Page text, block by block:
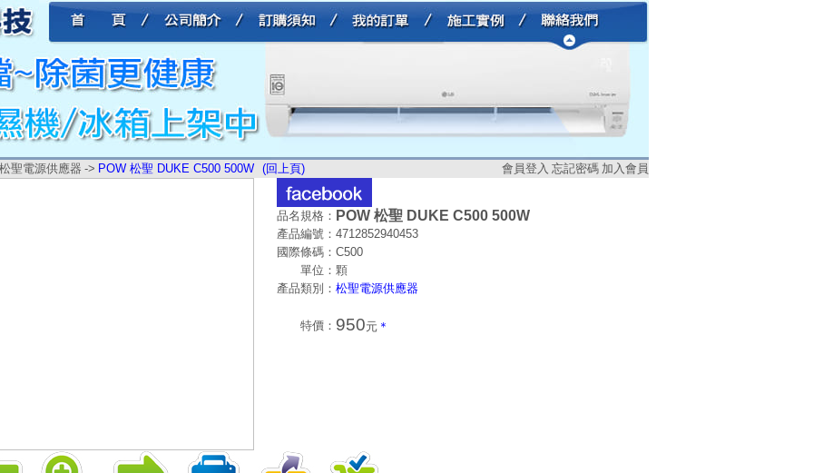
松聖電源供應器 -> POW 松聖 DUKE C500 500W (回上頁) 會員登入 忘記密碼 加入會員
品名規格： POW 松聖 DUKE C500 500W
產品編號： 4712852940453
國際條碼： C500
單位： 顆
產品類別： 松聖電源供應器
特價： 950元 ＊